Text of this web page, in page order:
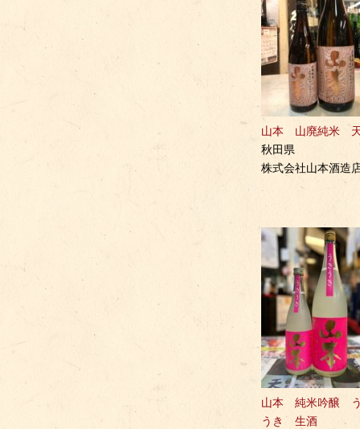
山本 山廃純米
秋田県
株式会社山本酒造
山本 純米吟醸
うき 生酒